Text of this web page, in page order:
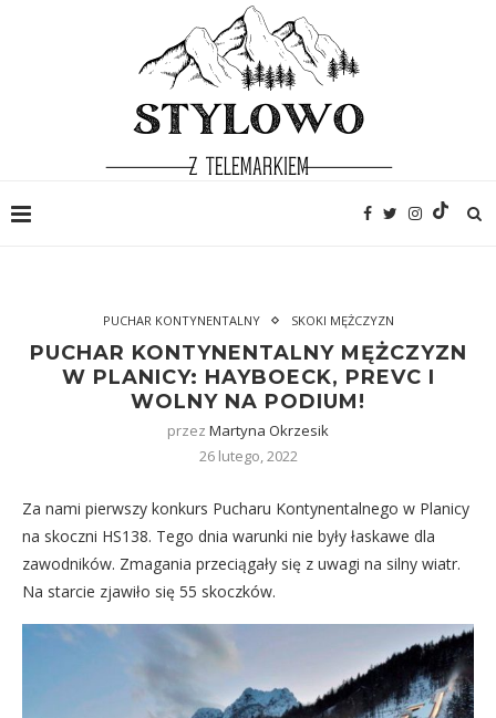
PUCHAR KONTYNENTALNY SKOKI MĘŻCZYZN
PUCHAR KONTYNENTALNY MĘŻCZYZN
W PLANICY: HAYBOECK, PREVC I
WOLNY NA PODIUM!
przez Martyna Okrzesik
26 lutego, 2022
Za nami pierwszy konkurs Pucharu Kontynentalnego w Planicy
na skoczni HS138. Tego dnia warunki nie były łaskawe dla
zawodników. Zmagania przeciągały się z uwagi na silny wiatr.
Na starcie zjawiło się 55 skoczków.